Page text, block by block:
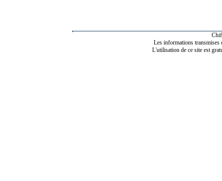
Les informations transmises
L'utilisation de ce site est